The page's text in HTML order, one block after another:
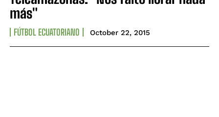
más"
FÚTBOL ECUATORIANO October 22, 2015